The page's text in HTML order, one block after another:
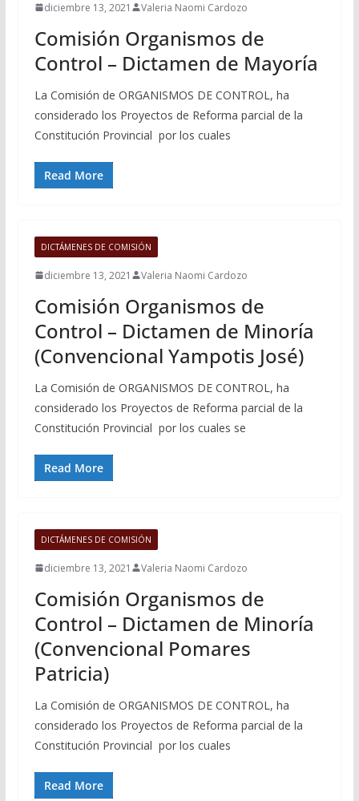
diciembre 13, 2021 Valeria Naomi Cardozo
Comisión Organismos de
Control – Dictamen de Mayoría
La Comisión de ORGANISMOS DE CONTROL, ha
considerado los Proyectos de Reforma parcial de la
Constitución Provincial por los cuales
Read More
DICTÁMENES DE COMISIÓN
diciembre 13, 2021 Valeria Naomi Cardozo
Comisión Organismos de
Control – Dictamen de Minoría
(Convencional Yampotis José)
La Comisión de ORGANISMOS DE CONTROL, ha
considerado los Proyectos de Reforma parcial de la
Constitución Provincial por los cuales se
Read More
DICTÁMENES DE COMISIÓN
diciembre 13, 2021 Valeria Naomi Cardozo
Comisión Organismos de
Control – Dictamen de Minoría
(Convencional Pomares
Patricia)
La Comisión de ORGANISMOS DE CONTROL, ha
considerado los Proyectos de Reforma parcial de la
Constitución Provincial por los cuales
Read More